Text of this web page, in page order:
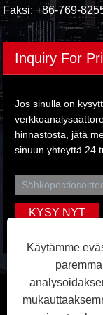
Faksi: +86-769-
Inquiry For
Jos sinulla on
hinnastosta, jätä
sinuun yhteyttä 24
Copyright ©
Käytämme